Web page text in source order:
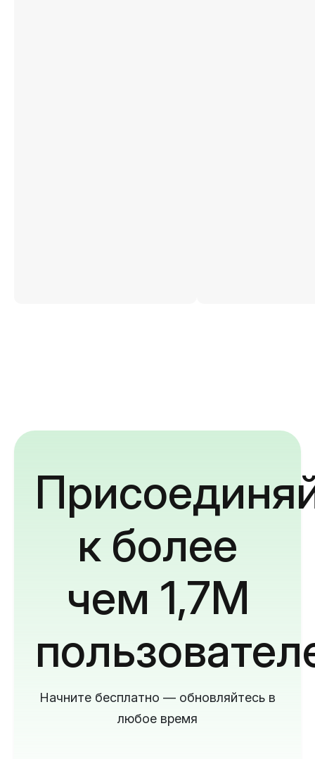
к более
чем 1,7M
Начните бесплатно — обновляйтесь в
любое время